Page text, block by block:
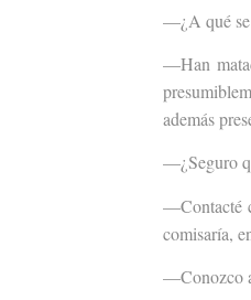
—¿A qué
—Han
además
—¿Seguro
—Contacté
comisaría,
—Conozco